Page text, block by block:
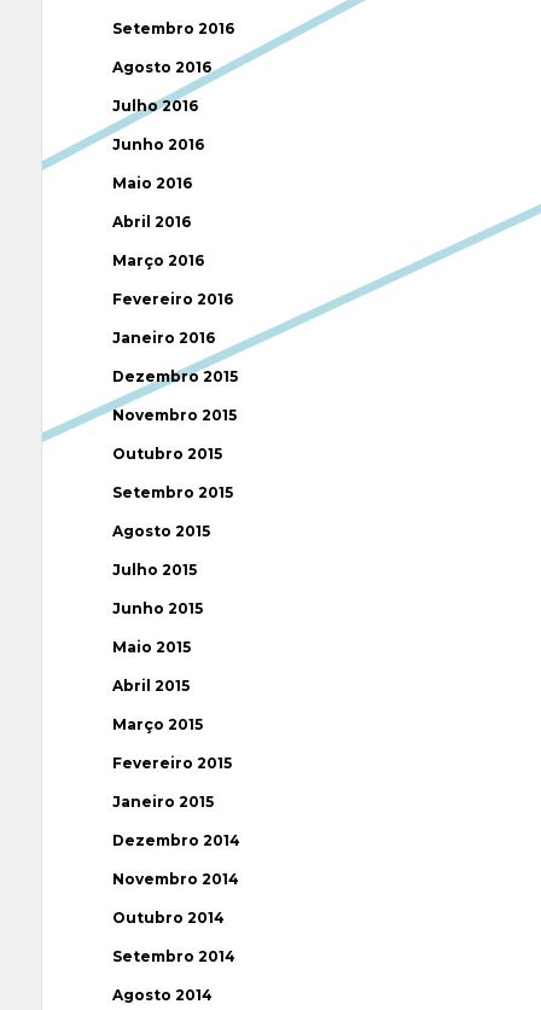
Setembro 2016
Agosto 2016
Julho 2016
Junho 2016
Maio 2016
Abril 2016
Março 2016
Fevereiro 2016
Janeiro 2016
Dezembro 2015
Novembro 2015
Outubro 2015
Setembro 2015
Agosto 2015
Julho 2015
Junho 2015
Maio 2015
Abril 2015
Março 2015
Fevereiro 2015
Janeiro 2015
Dezembro 2014
Novembro 2014
Outubro 2014
Setembro 2014
Agosto 2014